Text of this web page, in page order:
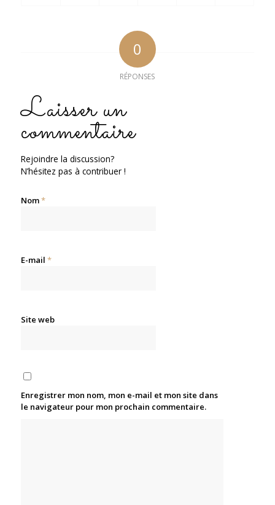
0
RÉPONSES
Laisser un
commentaire
Rejoindre la discussion?
N’hésitez pas à contribuer !
Nom*
E-mail *
Site web
Enregistrer mon nom, mon e-mail et mon site dans
le navigateur pour mon prochain commentaire.